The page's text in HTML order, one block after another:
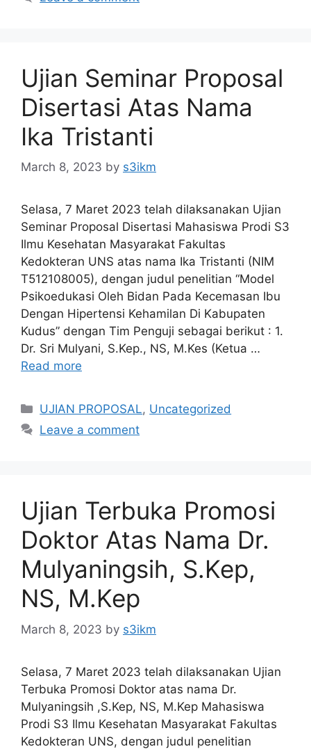
Ujian Seminar Proposal
Disertasi Atas Nama
Ika Tristanti
March 8, 2023 by s3ikm
Selasa, 7 Maret 2023 telah dilaksanakan Ujian
Seminar Proposal Disertasi Mahasiswa Prodi S3
Ilmu Kesehatan Masyarakat Fakultas
Kedokteran UNS atas nama Ika Tristanti (NIM
T512108005), dengan judul penelitian “Model
Psikoedukasi Oleh Bidan Pada Kecemasan Ibu
Dengan Hipertensi Kehamilan Di Kabupaten
Kudus” dengan Tim Penguji sebagai berikut : 1.
Dr. Sri Mulyani, S.Kep., NS, M.Kes (Ketua …
Read more
Categories
UJIAN PROPOSAL, Uncategorized
Leave a comment
Ujian Terbuka Promosi
Doktor Atas Nama Dr.
Mulyaningsih, S.Kep,
NS, M.Kep
March 8, 2023 by s3ikm
Selasa, 7 Maret 2023 telah dilaksanakan Ujian
Terbuka Promosi Doktor atas nama Dr.
Mulyaningsih ,S.Kep, NS, M.Kep Mahasiswa
Prodi S3 Ilmu Kesehatan Masyarakat Fakultas
Kedokteran UNS, dengan judul penelitian